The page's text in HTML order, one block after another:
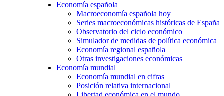
Economía española
Macroeconomía española hoy
Series macroeconómicas históricas de España
Observatorio del ciclo económico
Simulador de medidas de política económica
Economía regional española
Otras investigaciones económicas
Economía mundial
Economía mundial en cifras
Posición relativa internacional
Libertad económica en el mundo